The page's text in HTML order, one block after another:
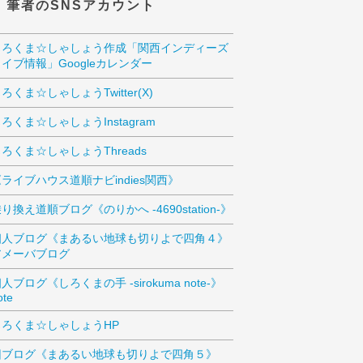
筆者のSNSアカウント
ろくま☆しゃしょう作成「関西インディーズ
イブ情報」Googleカレンダー
ろくま☆しゃしょうTwitter(X)
ろくま☆しゃしょうInstagram
ろくま☆しゃしょうThreads
ライブハウス道順ナビindies関西》
換え道順ブログ《のりかへ -4690station-》
ブログ《まあるい地球も切りよで四角４》
メーバブログ
ブログ《しろくまの手 -sirokuma note-》
ろくま☆しゃしょうHP
ブログ《まあるい地球も切りよで四角５》